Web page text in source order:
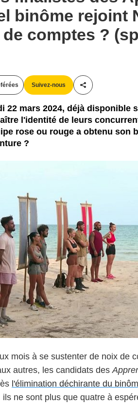
binôme rejoint
comptes ?
Suivez-nous
Partager cet
22 mars 2024, déjà disponible
l'identité de leurs
rose ou rouge a obtenu son
?
mois à se sustenter de noix de
autres, les candidats des
l'élimination déchirante du
ils ne sont plus que quatre à